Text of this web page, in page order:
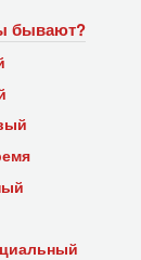
бывают?